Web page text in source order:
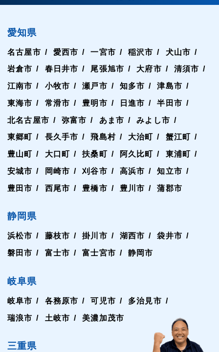
愛知県
名古屋市 愛西市 一宮市 稲沢市 犬山市
岩倉市 春日井市 尾張旭市 大府市 清須市
江南市 小牧市 瀬戸市 知多市 津島市
東海市 常滑市 豊明市 日進市 半田市
北名古屋市 弥富市 あま市 みよし市
東郷町 長久手市 飛島村 大治町 蟹江町
豊山町 大口町 扶桑町 阿久比町 東浦町
安城市 岡崎市 刈谷市 高浜市 知立市
豊田市 西尾市 豊橋市 豊川市 蒲郡市
静岡県
浜松市 藤枝市 掛川市 湖西市 袋井市
磐田市 富士市 富士宮市 静岡市
岐阜県
岐阜市 各務原市 可児市 多治見市
瑞浪市 土岐市 美濃加茂市
三重県